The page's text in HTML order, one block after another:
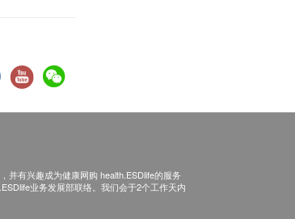
并有兴趣成为健康网购 health.ESDlife的服务
业务发展部联络。我们会于2个工作天内